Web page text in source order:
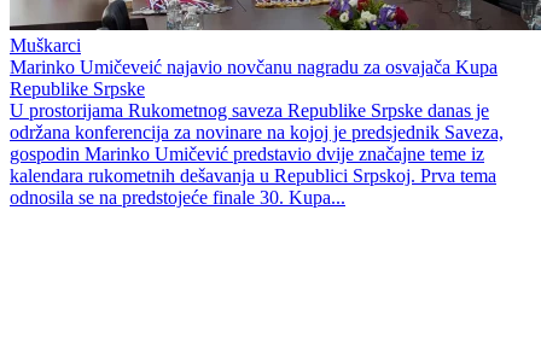
Muškarci
Marinko Umičeveić najavio novčanu nagradu za osvajača Kupa
Republike Srpske
U prostorijama Rukometnog saveza Republike Srpske danas je
održana konferencija za novinare na kojoj je predsjednik Saveza,
gospodin Marinko Umičević predstavio dvije značajne teme iz
kalendara rukometnih dešavanja u Republici Srpskoj. Prva tema
odnosila se na predstojeće finale 30. Kupa...